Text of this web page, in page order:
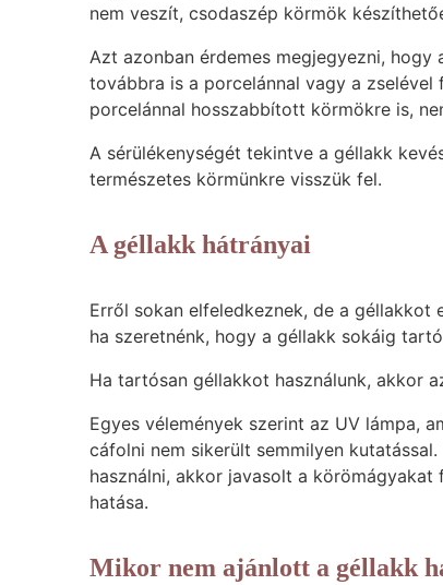
nem veszít, csodaszép körmök
Azt azonban érdemes megjegyezni,
továbbra is a porcelánnal vagy a
porcelánnal hosszabbított körmökre is,
A sérülékenységét tekintve a géllakk
természetes körmünkre visszük fel.
A géllakk hátrányai
Erről sokan elfeledkeznek, de a
ha szeretnénk, hogy a géllakk sokáig
Ha tartósan géllakkot használunk, akkor
Egyes vélemények szerint az UV lámpa,
cáfolni nem sikerült semmilyen
használni, akkor javasolt a
hatása.
Mikor nem ajánlott a géllakk